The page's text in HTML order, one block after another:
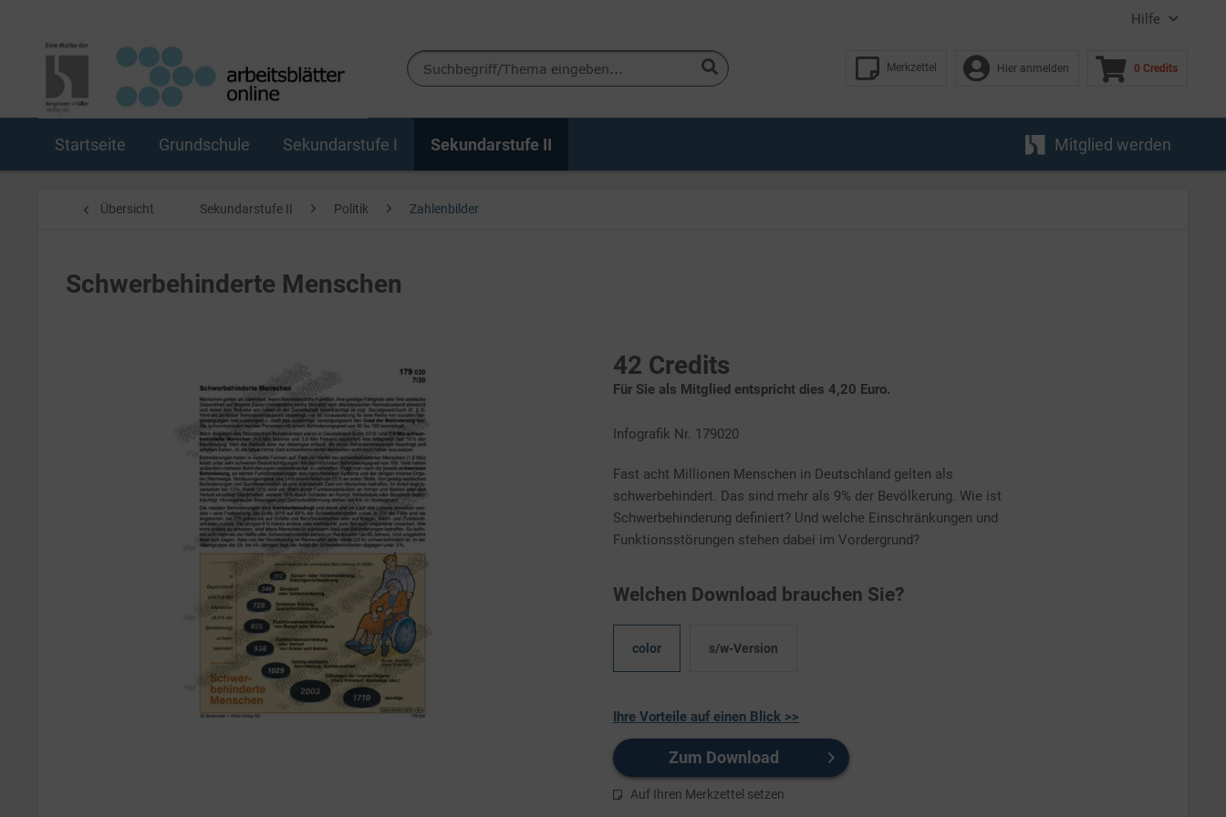
Hilfe
Merkzettel Hier anmelden 0 Credits
Startseite Grundschule Sekundarstufe I Sekundarstufe II Mitglied werden
Übersicht Sekundarstufe II Politik Zahlenbilder
Schwerbehinderte Menschen
42 Credits
Für Sie als Mitglied entspricht dies 4,20 Euro.
Infografik Nr. 179020
Fast acht Millionen Menschen in Deutschland gelten als
schwerbehindert. Das sind mehr als 9% der Bevölkerung. Wie ist
Schwerbehinderung definiert? Und welche Einschränkungen und
Funktionsstörungen stehen dabei im Vordergrund?
Welchen Download brauchen Sie?
color s/w-Version
Ihre Vorteile auf einen Blick >>
Zum Download
Auf Ihren Merkzettel setzen